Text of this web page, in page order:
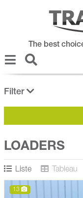
The best
Filter
LOADERS
Liste Tableau
13